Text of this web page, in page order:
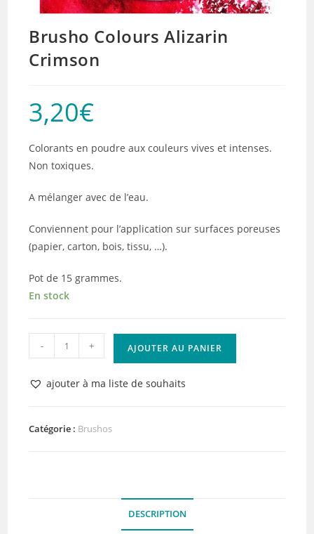
Brusho Colours Alizarin
Crimson
3,20€
Colorants en poudre aux couleurs vives et intenses.
Non toxiques.
A mélanger avec de l’eau.
Conviennent pour l’application sur surfaces poreuses
(papier, carton, bois, tissu, …).
Pot de 15 grammes.
En stock
quantité
de
Brusho
Colours
Crimson
- + AJOUTER AU PANIER
ajouter à ma liste de souhaits
Catégorie : Brushos
DESCRIPTION